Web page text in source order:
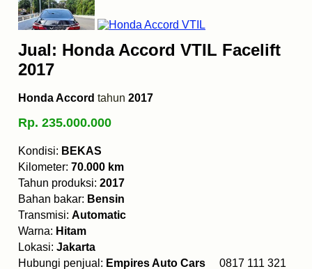
Jual: Honda Accord VTIL Facelift
2017
Honda Accord tahun 2017
Rp. 235.000.000
Kondisi: BEKAS
Kilometer: 70.000 km
Tahun produksi: 2017
Bahan bakar: Bensin
Transmisi: Automatic
Warna: Hitam
Lokasi: Jakarta
Hubungi penjual: Empires Auto Cars 0817 111 321